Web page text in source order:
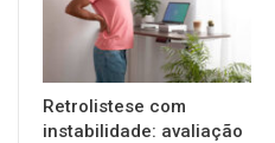
Retrolistese com
instabilidade: avaliação